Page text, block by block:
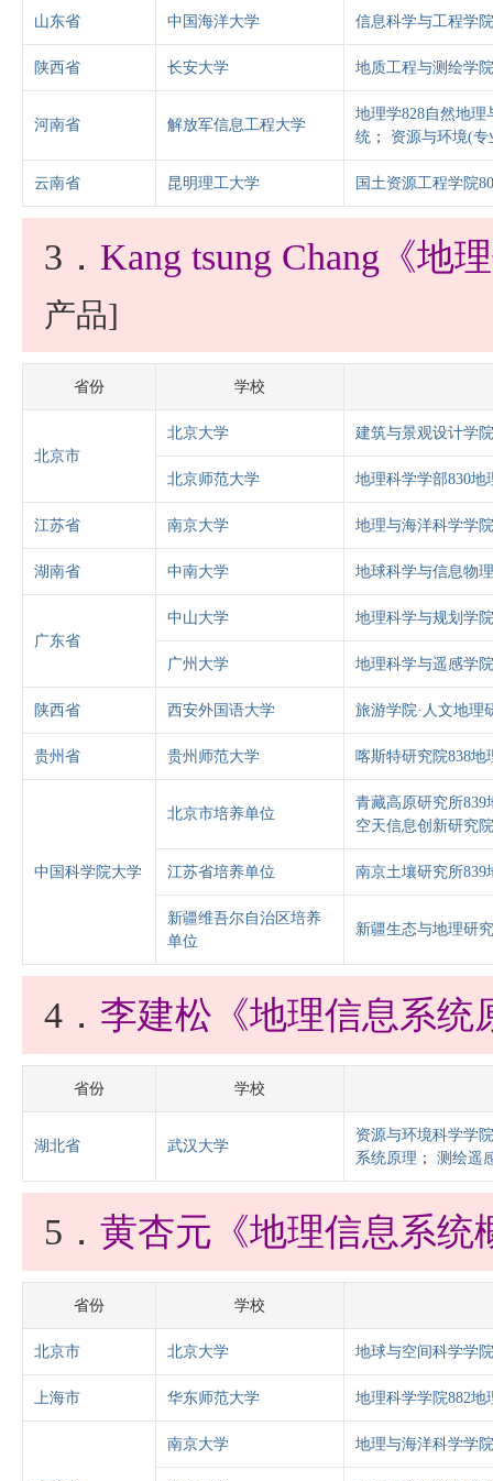
山东省 中国海洋大学 信息科学与工程学
陕西省 长安大学 地质工程与测绘学
河南省 解放军信息工程大学
地理学828自然地理
统 ； 资源与环境(
云南省 昆明理工大学 国土资源工程学院
3． Kang tsung Chang《地
产品]
省份 学校
北京市
北京大学 建筑与景观设计学
北京师范大学 地理科学学部830地
江苏省 南京大学 地理与海洋科学学
湖南省 中南大学 地球科学与信息物
广东省
中山大学 地理科学与规划学
广州大学 地理科学与遥感学
陕西省 西安外国语大学 旅游学院·人文地理
贵州省 贵州师范大学 喀斯特研究院838地
中国科学院大学
北京市培养单位
青藏高原研究所839
空天信息创新研究
江苏省培养单位 南京土壤研究所839
新疆维吾尔自治区培养
单位
新疆生态与地理研
4． 李建松《地理信息系统
省份 学校
湖北省 武汉大学
资源与环境科学学
系统原理 ； 测绘遥
5． 黄杏元《地理信息系统
省份 学校
北京市 北京大学 地球与空间科学学
上海市 华东师范大学 地理科学学院882地
南京大学 地理与海洋科学学